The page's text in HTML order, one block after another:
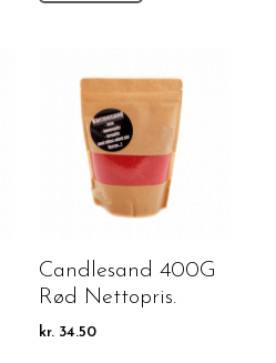
Candlesand 400G
Rød Nettopris.
kr. 34.50